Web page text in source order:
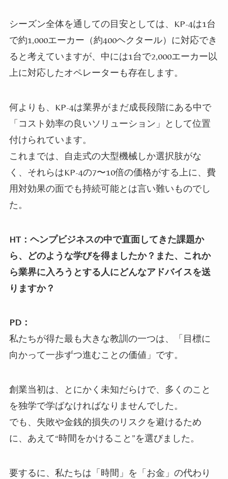
シーズン全体を通しての目安としては、KP-4は1台
で約1,000エーカー（約400ヘクタール）に対応でき
ると考えていますが、中には1台で2,000エーカー以
上に対応したオペレーターも存在します。
何よりも、KP-4は業界がまだ成長段階にある中で
「コスト効率の良いソリューション」として位置
付けられています。
これまでは、自走式の大型機械しか選択肢がな
く、それらはKP-4の7〜10倍の価格がする上に、費
用対効果の面でも持続可能とは言い難いものでし
た。
HT：ヘンプビジネスの中で直面してきた課題か
ら、どのような学びを得ましたか？また、これか
ら業界に入ろうとする人にどんなアドバイスを送
りますか？
PD：
私たちが得た最も大きな教訓の一つは、「目標に
向かって一歩ずつ進むことの価値」です。
創業当初は、とにかく未知だらけで、多くのこと
を独学で学ばなければなりませんでした。
でも、失敗や金銭的損失のリスクを避けるため
に、あえて“時間をかけること”を選びました。
要するに、私たちは「時間」を「お金」の代わり